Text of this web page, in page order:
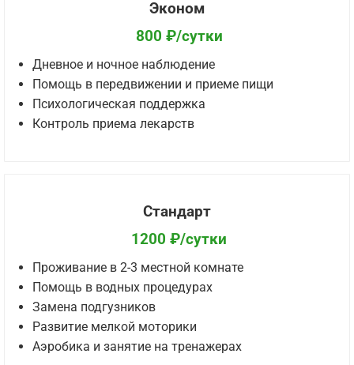
Эконом
800 ₽/сутки
Дневное и ночное наблюдение
Помощь в передвижении и приеме пищи
Психологическая поддержка
Контроль приема лекарств
Стандарт
1200 ₽/сутки
Проживание в 2-3 местной комнате
Помощь в водных процедурах
Замена подгузников
Развитие мелкой моторики
Аэробика и занятие на тренажерах